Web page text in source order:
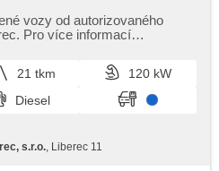
startování, beheizte
Parkassistent, LED
vozy od autorizovaného
21 tkm
120 kW
Diesel
s.r.o. , Liberec 11